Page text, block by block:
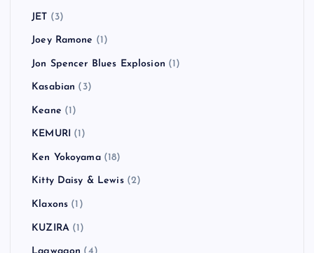
JET (3)
Joey Ramone (1)
Jon Spencer Blues Explosion (1)
Kasabian (3)
Keane (1)
KEMURI (1)
Ken Yokoyama(18)
Kitty Daisy & Lewis(2)
Klaxons (1)
KUZIRA(1)